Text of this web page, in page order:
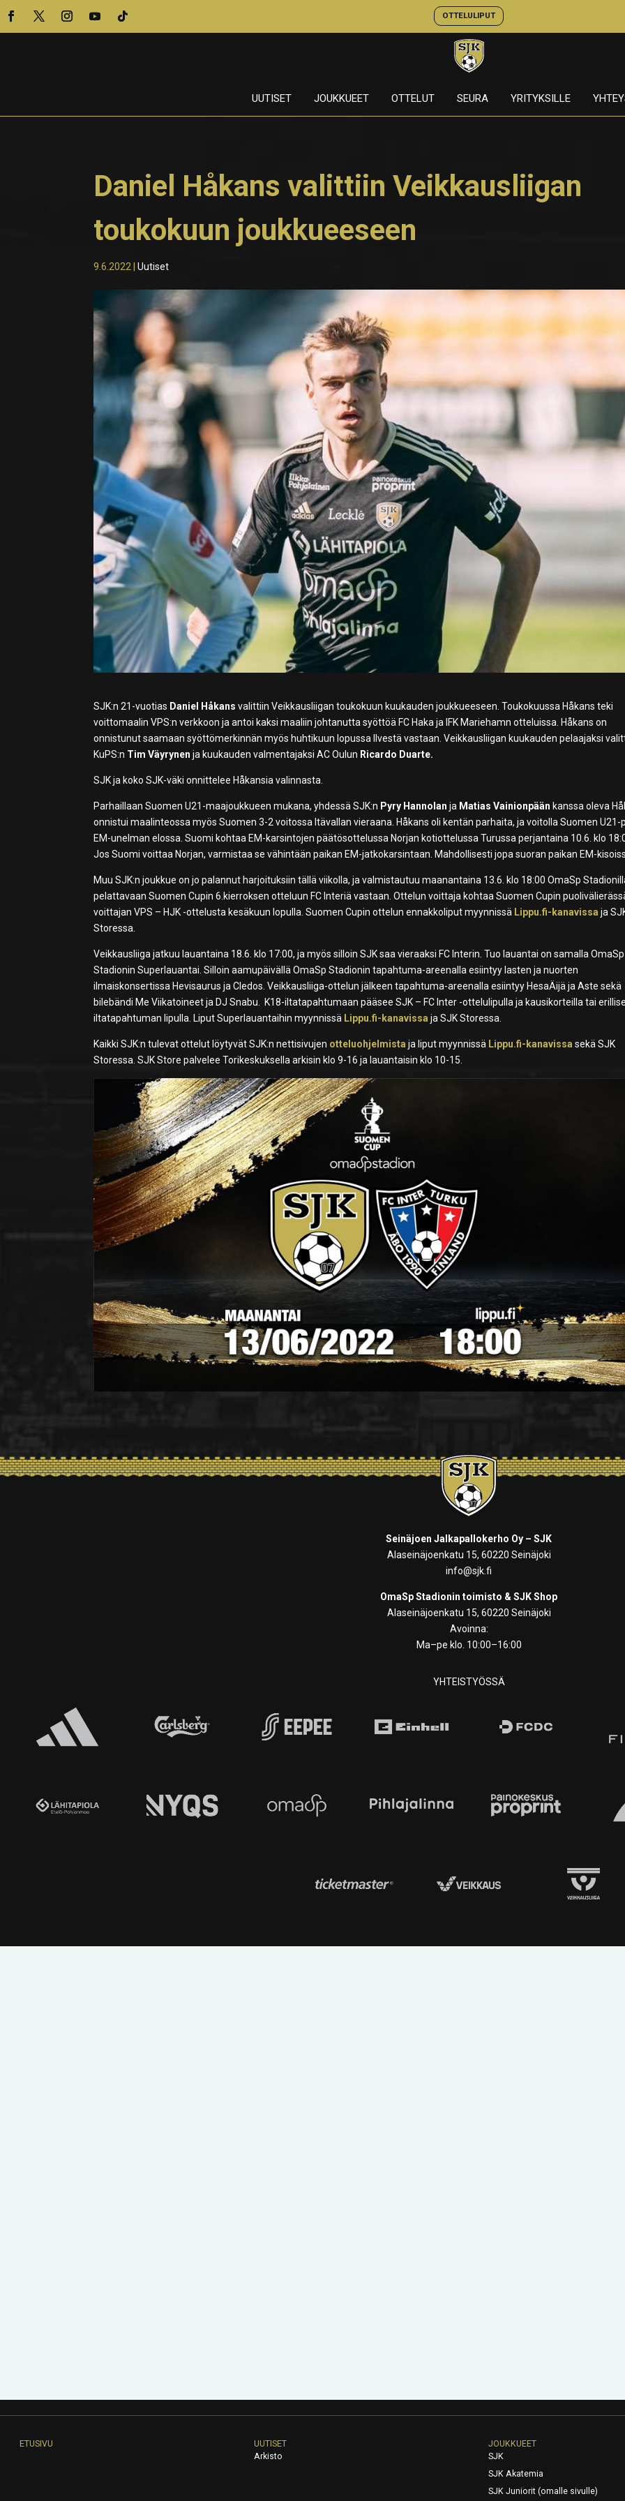
OTTELULIPUT
UUTISET JOUKKUEET OTTELUT SEURA YRITYKSILLE
Daniel Håkans valittiin Veikkausliigan
toukokuun joukkueeseen
9.6.2022 |Uutiset
SJK:n 21-vuotias Daniel Håkans valittiin Veikkausliigan toukokuun kuukauden joukkueeseen. Toukokuussa Håkans teki
voittomaalin VPS:n verkkoon ja antoi kaksi maaliin johtanutta syöttöä FC Haka ja IFK Mariehamn otteluissa. Håkans on
onnistunut saamaan syöttömerkinnän myös huhtikuun lopussa Ilvestä vastaan. Veikkausliigan kuukauden pelaajaksi
KuPS:n Tim Väyrynen ja kuukauden valmentajaksi AC Oulun Ricardo Duarte.
SJK ja koko SJK-väki onnittelee Håkansia valinnasta.
Parhaillaan Suomen U21-maajoukkueen mukana, yhdessä SJK:n Pyry Hannolan ja Matias Vainionpään kanssa oleva
onnistui maalinteossa myös Suomen 3-2 voitossa Itävallan vieraana. Håkans oli kentän parhaita, ja voitolla Suomen U21-
EM-unelman elossa. Suomi kohtaa EM-karsintojen päätösottelussa Norjan kotiottelussa Turussa perjantaina 10.6. klo
Jos Suomi voittaa Norjan, varmistaa se vähintään paikan EM-jatkokarsintaan. Mahdollisesti jopa suoran paikan EM-
Muu SJK:n joukkue on jo palannut harjoituksiin tällä viikolla, ja valmistautuu maanantaina 13.6. klo 18:00 OmaSp
pelattavaan Suomen Cupin 6.kierroksen otteluun FC Interiä vastaan. Ottelun voittaja kohtaa Suomen Cupin
voittajan VPS – HJK -ottelusta kesäkuun lopulla. Suomen Cupin ottelun ennakkoliput myynnissä Lippu.fi-kanavissa ja
Storessa.
Veikkausliiga jatkuu lauantaina 18.6. klo 17:00, ja myös silloin SJK saa vieraaksi FC Interin. Tuo lauantai on samalla OmaSp
Stadionin Superlauantai. Silloin aamupäivällä OmaSp Stadionin tapahtuma-areenalla esiintyy lasten ja nuorten
ilmaiskonsertissa Hevisaurus ja Cledos. Veikkausliiga-ottelun jälkeen tapahtuma-areenalla esiintyy HesaÄijä ja Aste sekä
bilebändi Me Viikatoineet ja DJ Snabu. K18-iltatapahtumaan pääsee SJK – FC Inter -ottelulipulla ja kausikorteilla tai
iltatapahtuman lipulla. Liput Superlauantaihin myynnissä Lippu.fi-kanavissa ja SJK Storessa.
Kaikki SJK:n tulevat ottelut löytyvät SJK:n nettisivujen otteluohjelmista ja liput myynnissä Lippu.fi-kanavissa sekä SJK
Storessa. SJK Store palvelee Torikeskuksella arkisin klo 9-16 ja lauantaisin klo 10-15.
Seinäjoen Jalkapallokerho Oy – SJK
Alaseinäjoenkatu 15, 60220 Seinäjoki
info@sjk.fi
OmaSp Stadionin toimisto & SJK Shop
Alaseinäjoenkatu 15, 60220 Seinäjoki
Avoinna:
Ma–pe klo. 10:00–16:00
YHTEISTYÖSSÄ
ETUSIVU
UUTISET
Arkisto
JOUKKUEET
SJK
SJK Akatemia
SJK Juniorit (omalle sivulle)